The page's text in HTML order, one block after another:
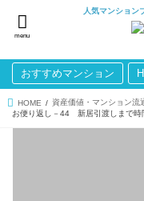
人気マンション
menu
おすすめマンション
HOME 資産価値・マンション流
お便り返し－44 新居引渡しまで時